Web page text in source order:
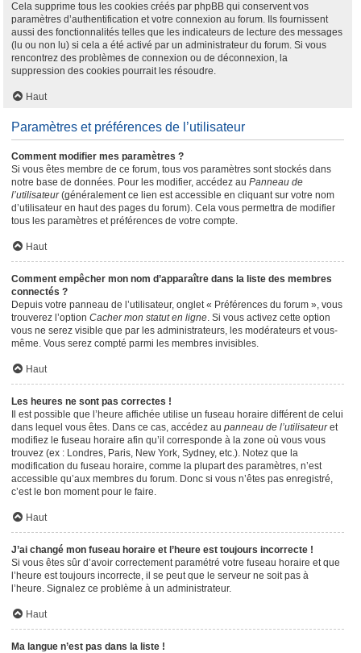
Cela supprime tous les cookies créés par phpBB qui conservent vos
paramètres d’authentification et votre connexion au forum. Ils fournissent
aussi des fonctionnalités telles que les indicateurs de lecture des messages
(lu ou non lu) si cela a été activé par un administrateur du forum. Si vous
rencontrez des problèmes de connexion ou de déconnexion, la
suppression des cookies pourrait les résoudre.
Haut
Paramètres et préférences de l’utilisateur
Comment modifier mes paramètres ?
Si vous êtes membre de ce forum, tous vos paramètres sont stockés dans
notre base de données. Pour les modifier, accédez au Panneau de
l’utilisateur(généralement ce lien est accessible en cliquant sur votre nom
d’utilisateur en haut des pages du forum). Cela vous permettra de modifier
tous les paramètres et préférences de votre compte.
Haut
Comment empêcher mon nom d’apparaître dans la liste des membres
connectés ?
Depuis votre panneau de l’utilisateur, onglet « Préférences du forum », vous
trouverez l’option Cacher mon statut en ligne. Si vous activez cette option
vous ne serez visible que par les administrateurs, les modérateurs et vous-
même. Vous serez compté parmi les membres invisibles.
Haut
Les heures ne sont pas correctes !
Il est possible que l’heure affichée utilise un fuseau horaire différent de celui
dans lequel vous êtes. Dans ce cas, accédez au panneau de l’utilisateuret
modifiez le fuseau horaire afin qu’il corresponde à la zone où vous vous
trouvez (ex : Londres, Paris, New York, Sydney, etc.). Notez que la
modification du fuseau horaire, comme la plupart des paramètres, n’est
accessible qu’aux membres du forum. Donc si vous n’êtes pas enregistré,
c’est le bon moment pour le faire.
Haut
J’ai changé mon fuseau horaire et l’heure est toujours incorrecte !
Si vous êtes sûr d’avoir correctement paramétré votre fuseau horaire et que
l’heure est toujours incorrecte, il se peut que le serveur ne soit pas à
l’heure. Signalez ce problème à un administrateur.
Haut
Ma langue n’est pas dans la liste !